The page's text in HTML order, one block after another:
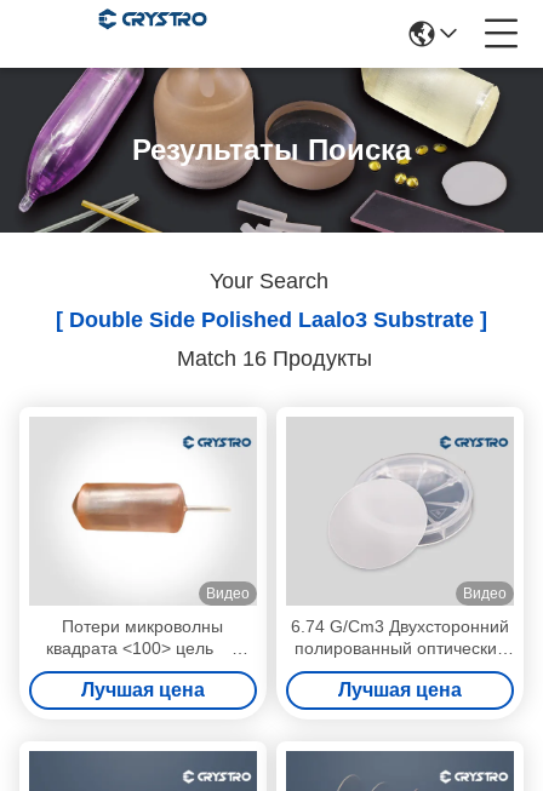
Результаты Поиска
Your Search
[ Double Side Polished Laalo3 Substrate ]
Match 16 Продукты
Видео
Потери микроволны
квадрата <100> цель
Laalo3 алюмината лантана
субстрата низкой оптически
Лучшая цена
Видео
6.74 G/Cm3 Двухсторонний
полированный оптический
субстрат LSAT
Лучшая цена